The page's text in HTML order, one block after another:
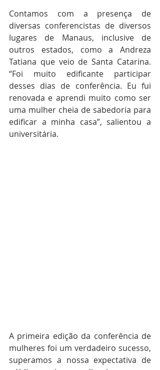
Contamos com a presença de
diversas conferencistas de diversos
lugares de Manaus, inclusive de
outros estados, como a Andreza
Tatiana que veio de Santa Catarina.
“Foi muito edificante participar
desses dias de conferência. Eu fui
renovada e aprendi muito como ser
uma mulher cheia de sabedoria para
edificar a minha casa”, salientou a
universitária.
A primeira edição da conferência de
mulheres foi um verdadeiro sucesso,
superamos a nossa expectativa de